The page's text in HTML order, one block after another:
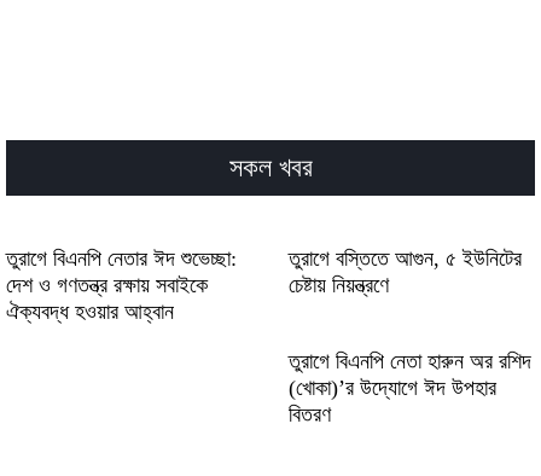
الفرص الذهبية ضمن تجربة pragmatic play
Vielversprechende Gewinne mit bettyspin
casino in innovativer Spielumgebung
Vavada онлайн казино (2026)
Genuine excitement surrounds baxterbet
সকল খবর
তুরাগে বিএনপি নেতার ঈদ শুভেচ্ছা:
দেশ ও গণতন্ত্র রক্ষায় সবাইকে
ঐক্যবদ্ধ হওয়ার আহ্বান
তুরাগে বস্তিতে আগুন, ৫ ইউনিটের
চেষ্টায় নিয়ন্ত্রণে
তুরাগে বিএনপি নেতা হারুন অর রশিদ
(খোকা)’র উদ্যোগে ঈদ উপহার
বিতরণ